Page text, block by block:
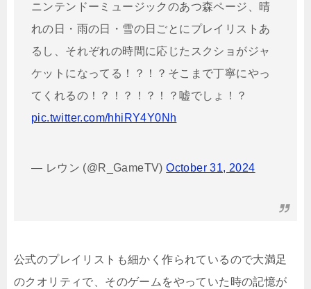
ニンテンドーミュージックのあつ森ページ、晴
れの日・雨の日・雪の日ごとにプレイリストあ
るし、それぞれの時間に応じたスクショがジャ
ケットになってる！？！？そこまで丁寧にやっ
てくれるの！？！？！？！？嘘でしょ！？
pic.twitter.com/hhiRY4Y0Nh
— レウン (@R_GameTV)October 31, 2024
公式のプレイリストも細かく作られているので大満足
のクオリティで、そのゲームをやっていた時の記憶が